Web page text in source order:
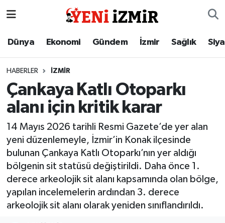
Dünya Ekonomi Gündem İzmir Sağlık
HABERLER İZMIR
Çankaya Katlı Otoparkı
alanı için kritik karar
14 Mayıs 2026 tarihli Resmi Gazete’de yer alan
yeni düzenlemeyle, İzmir’in Konak ilçesinde
bulunan Çankaya Katlı Otoparkı’nın yer aldığı
bölgenin sit statüsü değiştirildi. Daha önce 1.
derece arkeolojik sit alanı kapsamında olan bölge,
yapılan incelemelerin ardından 3. derece
arkeolojik sit alanı olarak yeniden sınıflandırıldı.
Dünya
Gündem
İzmir
Sağlık
Siyaset
Magazin
İzmir Nöbetçi Eczaneler
İzmir Namaz Vakitleri
İzmir Trafik Yoğunluk Haritası
Süper Lig Puan Durumu ve Fikstür
Tüm Manşetler
Son Dakika Haberleri